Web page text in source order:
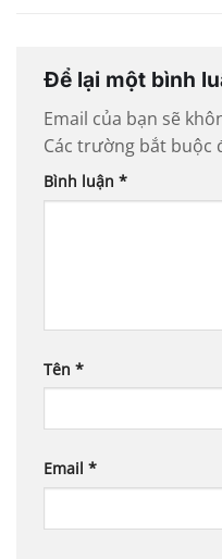
Để lại một bình
Email của bạn sẽ
Các trường bắt buộc
Bình luận *
Tên *
Email *